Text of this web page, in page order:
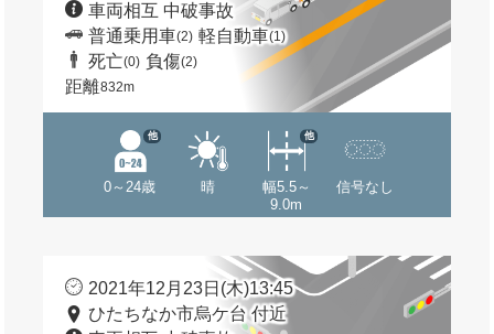
車両相互 中破事故
普通乗用車(2) 軽自動車(1)
死亡(0) 負傷(2)
距離832m
0～24歳
他
晴
幅5.5～
9.0m
他
信号なし
2021年12月23日(木)13:45
ひたちなか市烏ケ台 付近